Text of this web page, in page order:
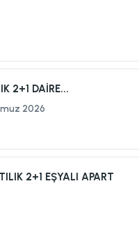
2+1 DAİRE...
2026
2+1 EŞYALI APART